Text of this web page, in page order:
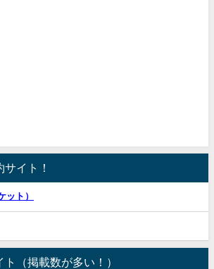
イト！
ット）
（掲載数が多い！）